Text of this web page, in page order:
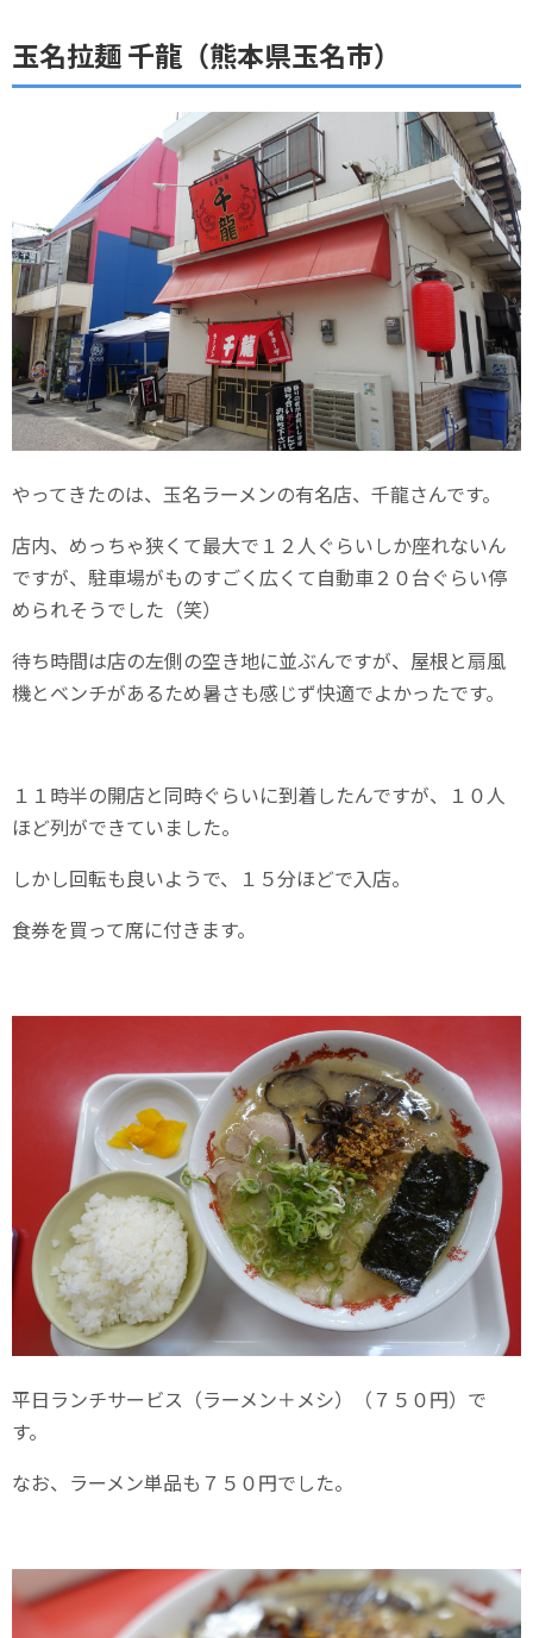
玉名拉麺 千龍（熊本県玉名市）
やってきたのは、玉名ラーメンの有名店、千龍さんです。
店内、めっちゃ狭くて最大で１２人ぐらいしか座れないん
ですが、駐車場がものすごく広くて自動車２０台ぐらい停
められそうでした（笑）
待ち時間は店の左側の空き地に並ぶんですが、屋根と扇風
機とベンチがあるため暑さも感じず快適でよかったです。
１１時半の開店と同時ぐらいに到着したんですが、１０人
ほど列ができていました。
しかし回転も良いようで、１５分ほどで入店。
食券を買って席に付きます。
平日ランチサービス（ラーメン＋メシ）（７５０円）で
す。
なお、ラーメン単品も７５０円でした。